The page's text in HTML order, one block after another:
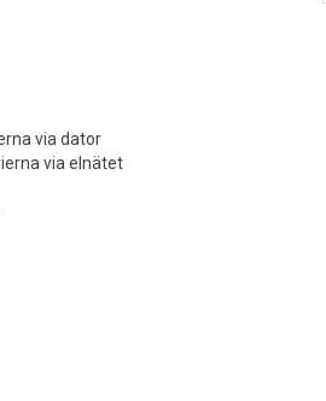
via dator
via elnätet